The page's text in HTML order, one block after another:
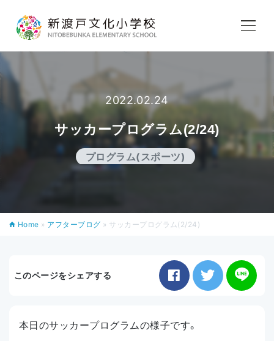
教育内容
学校生活
2022.02.24
サッカープログラム(2/24)
プログラム(スポーツ)
Home » アフターブログ » サッカープログラム(2/24)
このページをシェアする
本日のサッカープログラムの様子です。